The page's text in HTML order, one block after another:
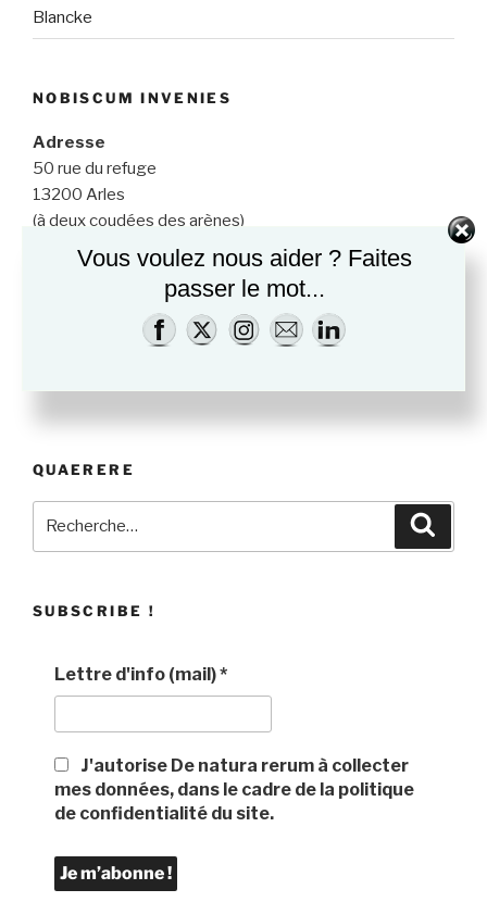
Blancke
NOBISCUM INVENIES
Adresse
50 rue du refuge
13200 Arles
(à deux coudées des arènes)
Horaires jusqu’au 30 juin
Tous les jours 11h-13h et 14h-19h
Horaires du 1er juillet au 31 août
QUAERERE
SUBSCRIBE !
Lettre d'info (mail)*
J'autorise De natura rerum à collecter
mes données, dans le cadre de la politique
de confidentialité du site.
Vous voulez nous aider ? Faites
passer le mot...